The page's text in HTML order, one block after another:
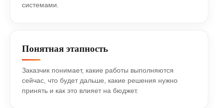
системами.
Понятная этапность
Заказчик понимает, какие работы выполняются
сейчас, что будет дальше, какие решения нужно
принять и как это влияет на бюджет.